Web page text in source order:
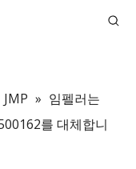
JMP » 임펠러는
를 대체합니